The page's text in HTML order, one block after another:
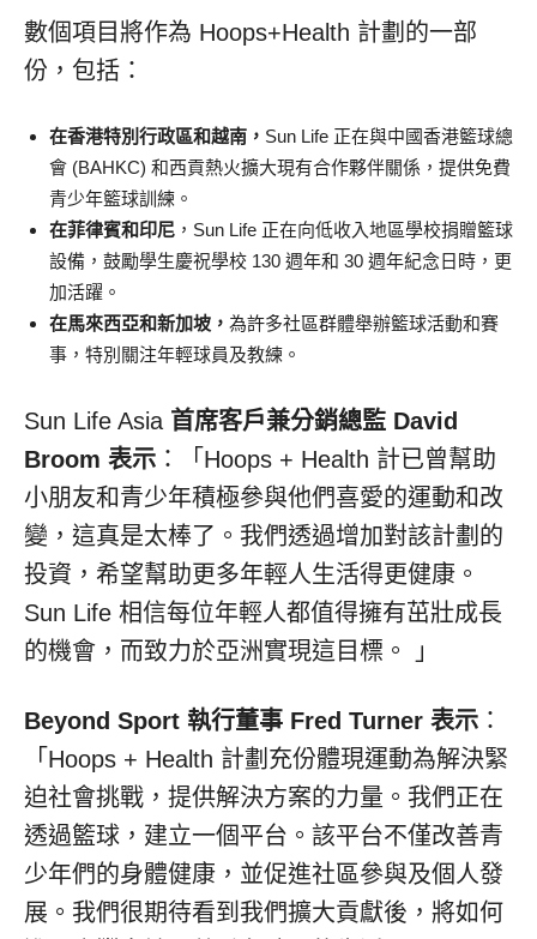
數個項目將作為 Hoops+Health 計劃的一部
份，包括：
在香港特別行政區和越南， Sun Life 正在與中國香港籃球總
會 (BAHKC) 和西貢熱火擴大現有合作夥伴關係，提供免費
青少年籃球訓練。
在菲律賓和印尼 ，Sun Life 正在向低收入地區學校捐贈籃球
設備，鼓勵學生慶祝學校 130 週年和 30 週年紀念日時，更
加活躍。
在馬來西亞和新加坡， 為許多社區群體舉辦籃球活動和賽
事，特別關注年輕球員及教練。
Sun Life Asia 首席客戶兼分銷總監 David
Broom 表示 ：「Hoops + Health 計已曾幫助
小朋友和青少年積極參與他們喜愛的運動和改
變，這真是太棒了。我們透過增加對該計劃的
投資，希望幫助更多年輕人生活得更健康。
Sun Life 相信每位年輕人都值得擁有茁壯成長
的機會，而致力於亞洲實現這目標。 」
Beyond Sport 執行董事 Fred Turner 表示 ：
「Hoops + Health 計劃充份體現運動為解決緊
迫社會挑戰，提供解決方案的力量。我們正在
透過籃球，建立一個平台。該平台不僅改善青
少年們的身體健康，並促進社區參與及個人發
展。我們很期待看到我們擴大貢獻後，將如何